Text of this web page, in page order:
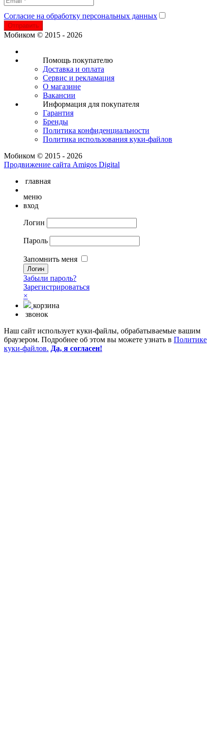
Согласие на обработку персональных данных
Отправить
Мобиком © 2015 - 2026
Помощь покупателю
Доставка и оплата
Сервис и рекламация
О магазине
Вакансии
Информация для покупателя
Гарантия
Бренды
Политика конфиденциальности
Политика использования куки-файлов
Мобиком © 2015 - 2026
Продвижение сайта Amigos Digital
главная
меню
вход
Логин
Пароль
Запомнить меня
Забыли пароль?
Зарегистрироваться
×
корзина
звонок
Наш сайт использует куки-файлы, обрабатываемые вашим
браузером. Подробнее об этом вы можете узнать в Политике
куки-файлов. Да, я согласен!